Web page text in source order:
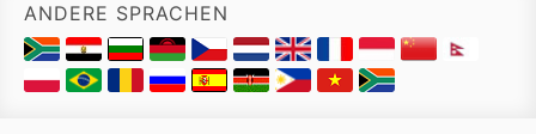
ANDERE SPRACHEN